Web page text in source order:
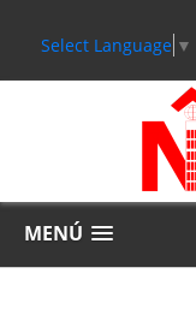
Select Language ▼
MENÚ